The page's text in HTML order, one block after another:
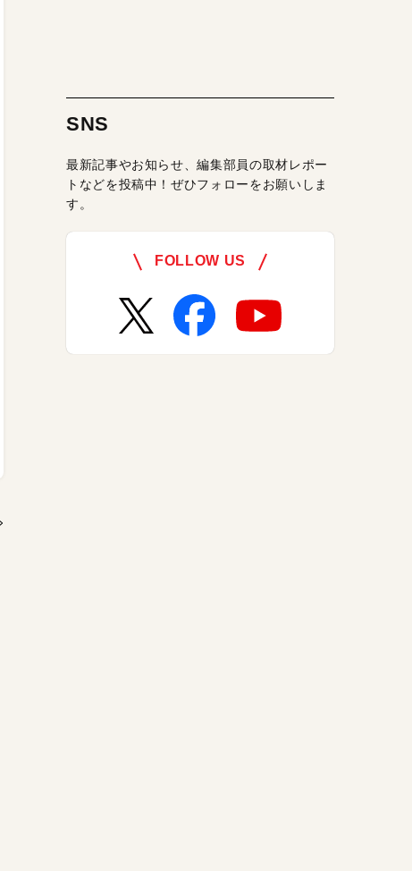
SNS
最新記事やお知らせ、編集部員の取材レポー
トなどを投稿中！ぜひフォローをお願いしま
す。
FOLLOW US